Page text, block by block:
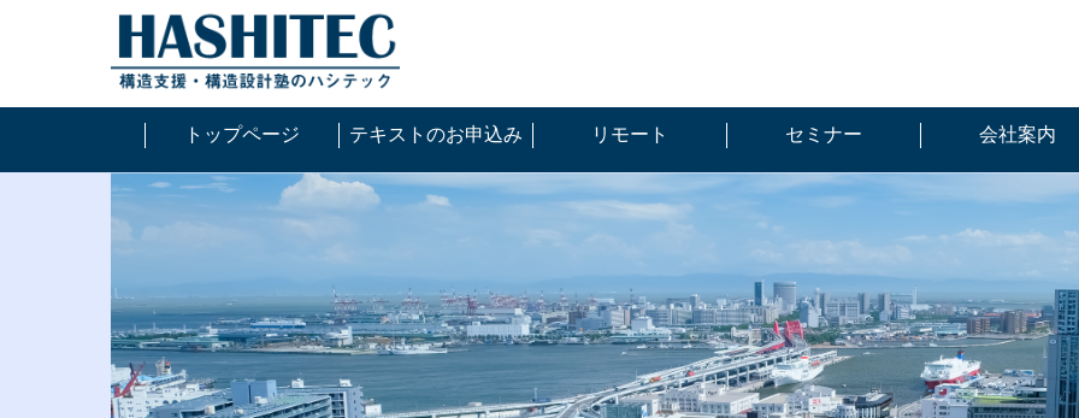
トップページ テキストのお申込み リモート セミナー 会社案内